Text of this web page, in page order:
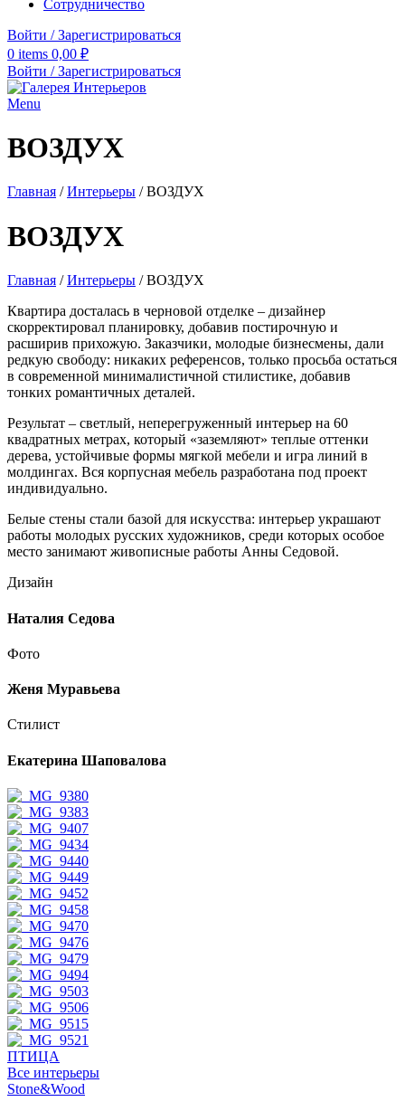
Сотрудничество
Войти / Зарегистрироваться
0 items 0,00 ₽
Войти / Зарегистрироваться
Menu
ВОЗДУХ
Главная /Интерьеры /ВОЗДУХ
ВОЗДУХ
Главная /Интерьеры /ВОЗДУХ
Квартира досталась в черновой отделке – дизайнер
скорректировал планировку, добавив постирочную и
расширив прихожую. Заказчики, молодые бизнесмены, дали
редкую свободу: никаких референсов, только просьба остаться
в современной минималистичной стилистике, добавив
тонких романтичных деталей.
Результат – светлый, неперегруженный интерьер на 60
квадратных метрах, который «заземляют» теплые оттенки
дерева, устойчивые формы мягкой мебели и игра линий в
молдингах. Вся корпусная мебель разработана под проект
индивидуально.
Белые стены стали базой для искусства: интерьер украшают
работы молодых русских художников, среди которых особое
место занимают живописные работы Анны Седовой.
Дизайн
Наталия Седова
Фото
Женя Муравьева
Стилист
Екатерина Шаповалова
ПТИЦА
Все интерьеры
Stone&Wood